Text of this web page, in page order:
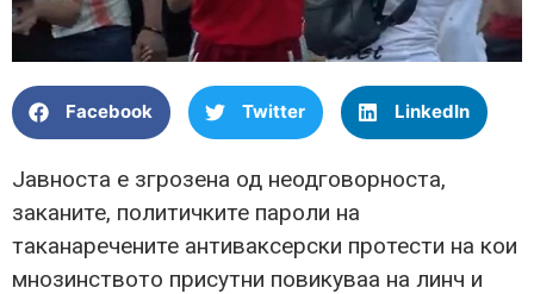
Facebook Twitter LinkedIn
Јавноста е згрозена од неодговорноста,
заканите, политичките пароли на
таканаречените антиваксерски протести на кои
мнозинството присутни повикуваа на линч и